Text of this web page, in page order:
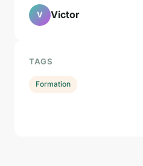
V Victor
TAGS
Formation